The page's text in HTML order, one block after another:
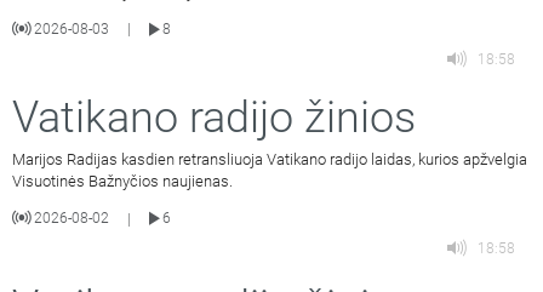
2026-08-03
8
18:58
Vatikano radijo žinios
Marijos Radijas kasdien retransliuoja Vatikano radijo laidas, kurios apžvelgia
Visuotinės Bažnyčios naujienas.
2026-08-02 |
6
18:58